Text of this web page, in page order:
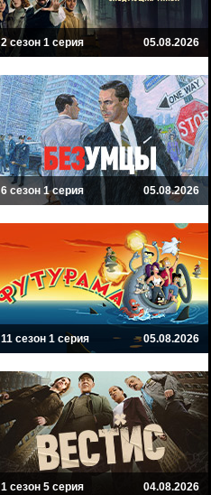
2 сезон 1 серия 05.08.2026
6 сезон 1 серия 05.08.2026
11 сезон 1 серия 05.08.2026
1 сезон 5 серия 04.08.2026